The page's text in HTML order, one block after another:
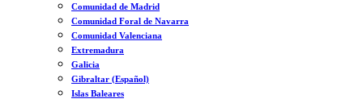
Comunidad de Madrid
Comunidad Foral de Navarra
Comunidad Valenciana
Extremadura
Galicia
Gibraltar (Español)
Islas Baleares